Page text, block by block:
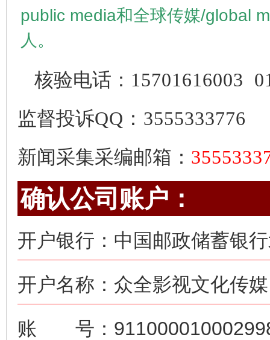
public media和全球传媒/global
人。
核验电话： 15701616003
监督投诉QQ：3555333776
新闻采集采编邮箱：
确认公司账户：
开户银行：中国邮政储蓄银
开户名称：众全影视文化传
账 号：